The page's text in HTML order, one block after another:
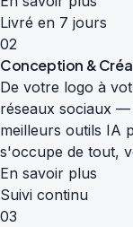
Livré en 7 jours
02
Conception &
De votre logo à
réseaux sociaux
meilleurs outils IA
s'occupe de tout,
En savoir plus
Suivi continu
03